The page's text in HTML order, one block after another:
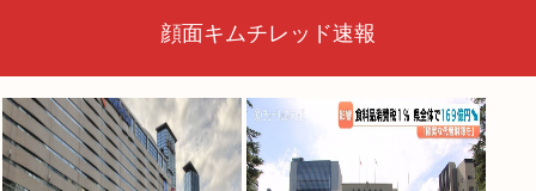
顔面キムチレッド速報